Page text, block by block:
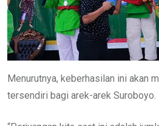
Menurutnya, keberhasilan ini akan
tersendiri bagi arek-arek Suroboyo.